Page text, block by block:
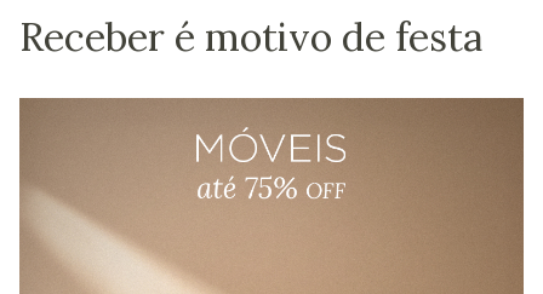
Receber é motivo de festa